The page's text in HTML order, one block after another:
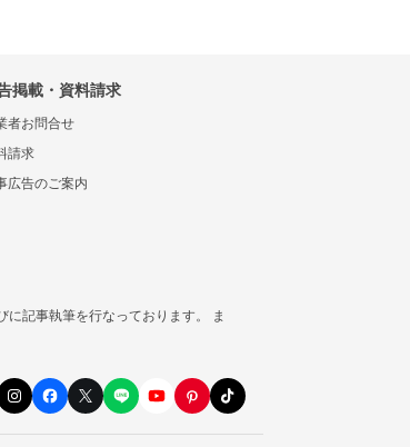
掲載・資料請求
者お問合せ
請求
広告のご案内
記事執筆を行なっております。 ま